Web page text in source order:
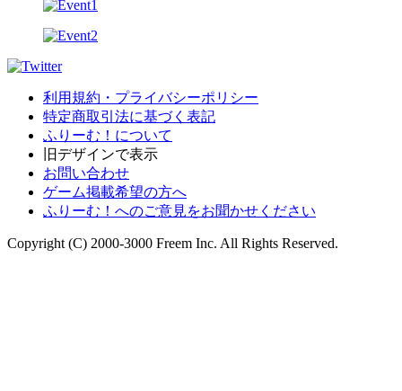
利用規約・プライバシーポリシー
特定商取引法に基づく表記
ふりーむ！について
旧デザインで表示
お問い合わせ
ゲーム掲載希望の方へ
ふりーむ！へのご意見をお聞かせください
Copyright (C) 2000-3000 Freem Inc. All Rights Reserved.